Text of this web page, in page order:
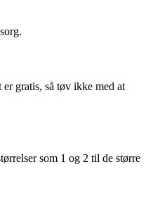
gratis, så tøv ikke med at
som 1 og 2 til de større